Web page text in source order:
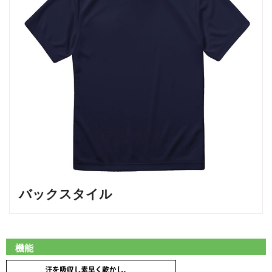
バックスタイル
機能